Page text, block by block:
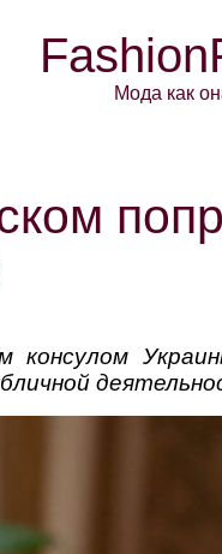
Мода как
консулом